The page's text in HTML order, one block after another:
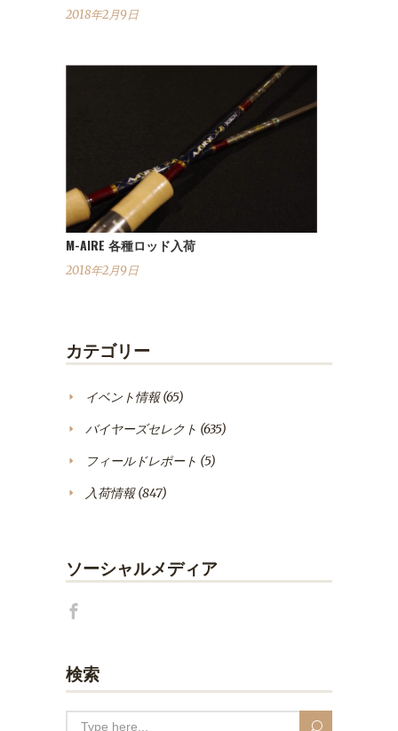
2018年2月9日
M-AIRE 各種ロッド入荷
2018年2月9日
カテゴリー
イベント情報(65)
バイヤーズセレクト (635)
フィールドレポート (5)
入荷情報(847)
ソーシャルメディア
検索